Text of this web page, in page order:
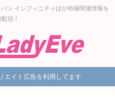
ン インフィニティほか特撮関連情報を
信！
エイト広告を利用してます